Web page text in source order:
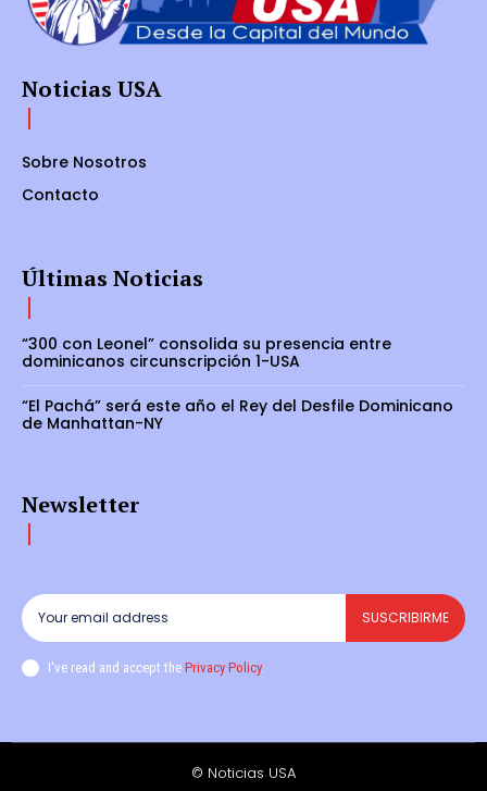
Noticias USA
Sobre Nosotros
Contacto
Últimas Noticias
“300 con Leonel” consolida su presencia entre
dominicanos circunscripción 1-USA
“El Pachá” será este año el Rey del Desfile Dominicano
de Manhattan-NY
Newsletter
SUSCRIBIRME
I've read and accept the Privacy Policy.
© Noticias USA